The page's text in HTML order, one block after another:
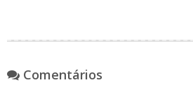
Comentários